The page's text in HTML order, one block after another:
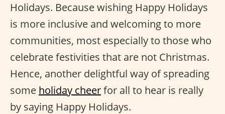
Holidays. Because wishing Happy Holidays
is more inclusive and welcoming to more
communities, most especially to those who
celebrate festivities that are not Christmas.
Hence, another delightful way of spreading
some holiday cheerfor all to hear is really
by saying Happy Holidays.